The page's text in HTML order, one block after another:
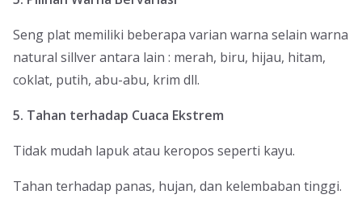
Seng plat memiliki beberapa varian warna selain warna
natural sillver antara lain : merah, biru, hijau, hitam,
coklat, putih, abu-abu, krim dll.
5. Tahan terhadap Cuaca Ekstrem
Tidak mudah lapuk atau keropos seperti kayu.
Tahan terhadap panas, hujan, dan kelembaban tinggi.